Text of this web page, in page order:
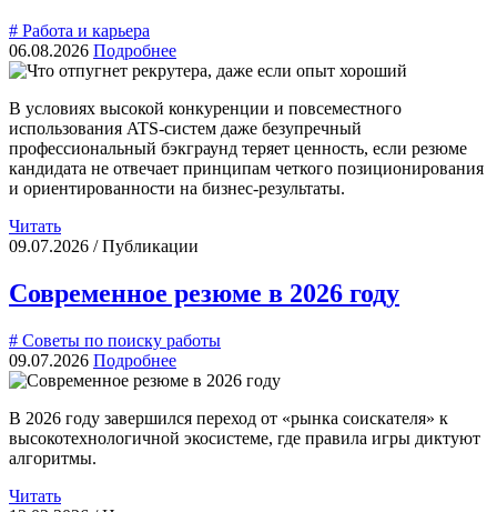
# Работа и карьера
06.08.2026 Подробнее
В условиях высокой конкуренции и повсеместного
использования ATS-систем даже безупречный
профессиональный бэкграунд теряет ценность, если резюме
кандидата не отвечает принципам четкого позиционирования
и ориентированности на бизнес-результаты.
Читать
09.07.2026 / Публикации
Современное резюме в 2026 году
# Советы по поиску работы
09.07.2026 Подробнее
В 2026 году завершился переход от «рынка соискателя» к
высокотехнологичной экосистеме, где правила игры диктуют
алгоритмы.
Читать